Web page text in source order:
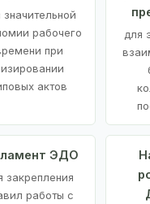
значительной
рабочего
при
актов
для
ЭДО
закрепления
работы с